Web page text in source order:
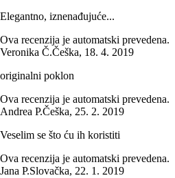
Elegantno, iznenađujuće...
Ova recenzija je automatski prevedena.
Veronika Č.Češka, 18. 4. 2019
originalni poklon
Ova recenzija je automatski prevedena.
Andrea P.Češka, 25. 2. 2019
Veselim se što ću ih koristiti
Ova recenzija je automatski prevedena.
Jana P.Slovačka, 22. 1. 2019